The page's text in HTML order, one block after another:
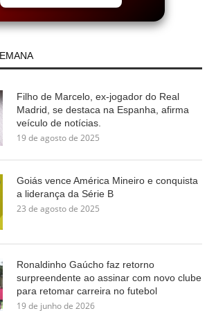
Filho de Marcelo, ex-jogador do Real
Madrid, se destaca na Espanha, afirma
veículo de notícias.
19 de agosto de 2025
Goiás vence América Mineiro e conquista
a liderança da Série B
23 de agosto de 2025
Ronaldinho Gaúcho faz retorno
surpreendente ao assinar com novo clube
para retomar carreira no futebol
19 de junho de 2026